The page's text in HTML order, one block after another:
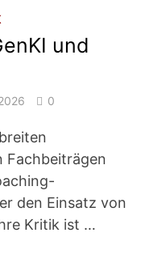
und
0
Fachbeiträgen
den Einsatz von
Kritik ist …